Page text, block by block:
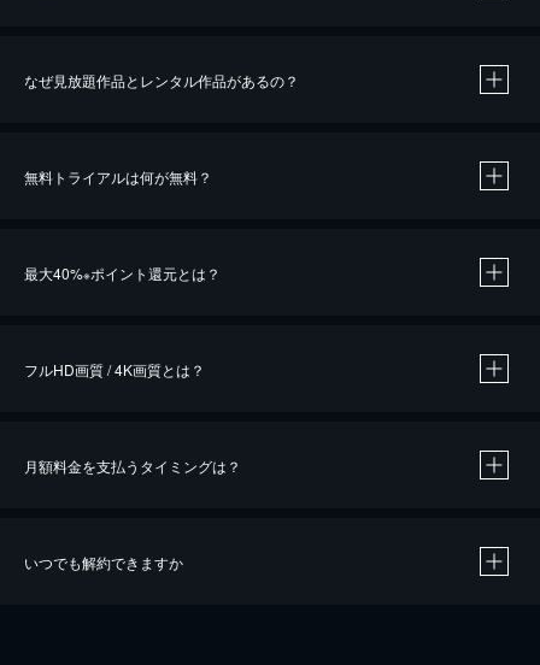
なぜ見放題作品とレンタル作品があるの？
無料トライアルは何が無料？
最大40%※ポイント還元とは？
※40％ポイント還元の対象は、クレジットカード決済による作品の購入 / レンタルです。
フルHD画質 / 4K画質とは？
月額料金を支払うタイミングは？
いつでも解約できますか